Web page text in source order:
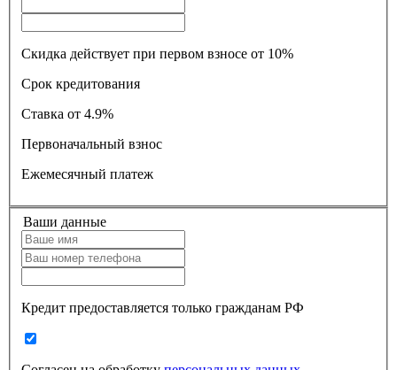
Скидка действует при первом взносе от 10%
Срок кредитования
Ставка
от 4.9%
Первоначальный взнос
Ежемесячный платеж
Ваши данные
Кредит предоставляется только гражданам РФ